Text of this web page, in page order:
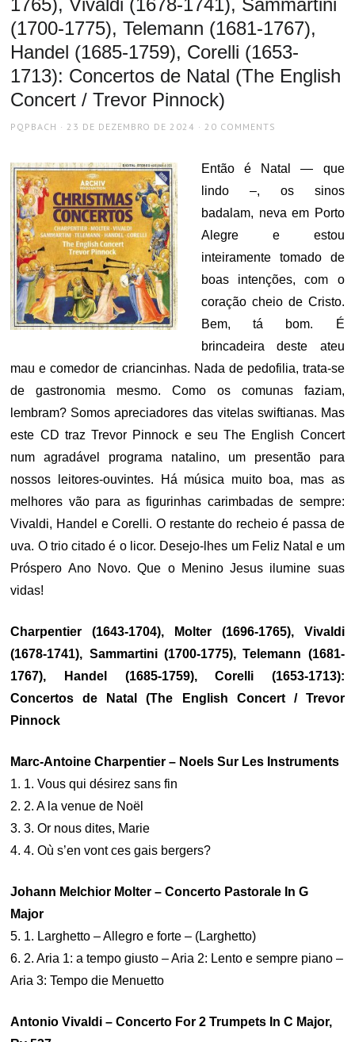
1765), Vivaldi (1678-1741), Sammartini
(1700-1775), Telemann (1681-1767),
Handel (1685-1759), Corelli (1653-
1713): Concertos de Natal (The English
Concert / Trevor Pinnock)
AUTHOR
PQPBACH
POSTED
23 DE DEZEMBRO DE 2024 20 COMMENTS
Então é Natal — que
lindo –, os sinos
badalam, neva em Porto
Alegre e estou
inteiramente tomado de
boas intenções, com o
coração cheio de Cristo.
Bem, tá bom. É
brincadeira deste ateu
mau e comedor de criancinhas. Nada de pedofilia, trata-se
de gastronomia mesmo. Como os comunas faziam,
lembram? Somos apreciadores das vitelas swiftianas. Mas
este CD traz Trevor Pinnock e seu The English Concert
num agradável programa natalino, um presentão para
nossos leitores-ouvintes. Há música muito boa, mas as
melhores vão para as figurinhas carimbadas de sempre:
Vivaldi, Handel e Corelli. O restante do recheio é passa de
uva. O trio citado é o licor. Desejo-lhes um Feliz Natal e um
Próspero Ano Novo. Que o Menino Jesus ilumine suas
vidas!
Charpentier (1643-1704), Molter (1696-1765), Vivaldi
(1678-1741), Sammartini (1700-1775), Telemann (1681-
1767), Handel (1685-1759), Corelli (1653-1713):
Concertos de Natal (The English Concert / Trevor
Pinnock
Marc-Antoine Charpentier – Noels Sur Les Instruments
1. 1. Vous qui désirez sans fin
2. 2. A la venue de Noël
3. 3. Or nous dites, Marie
4. 4. Où s’en vont ces gais bergers?
Johann Melchior Molter – Concerto Pastorale In G
Major
5. 1. Larghetto – Allegro e forte – (Larghetto)
6. 2. Aria 1: a tempo giusto – Aria 2: Lento e sempre piano –
Aria 3: Tempo die Menuetto
Antonio Vivaldi – Concerto For 2 Trumpets In C Major,